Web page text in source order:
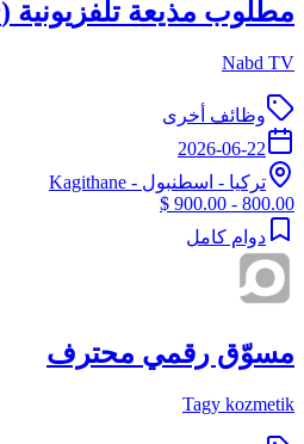
مطلوب مذيعة تلفزيونية (TV Presenter)
Nabd TV
وظائف أخرى
2026-06-22
تركيا - اسطنبول - Kagithane
800.00 - 900.00 $
دوام كامل
مسوّق رقمي محترف
Tagy kozmetik